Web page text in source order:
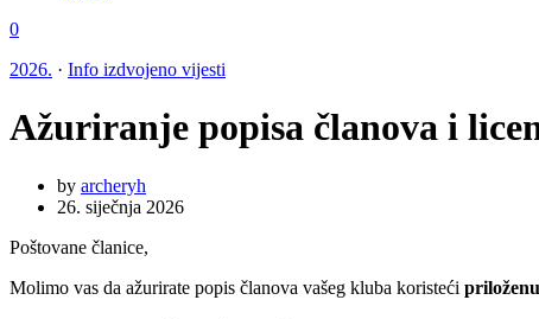
0
2026. · Info izdvojeno vijesti
Ažuriranje popisa članova i
by archeryh
26. siječnja 2026
Poštovane članice,
Molimo vas da ažurirate popis članova vašeg kluba koristeći